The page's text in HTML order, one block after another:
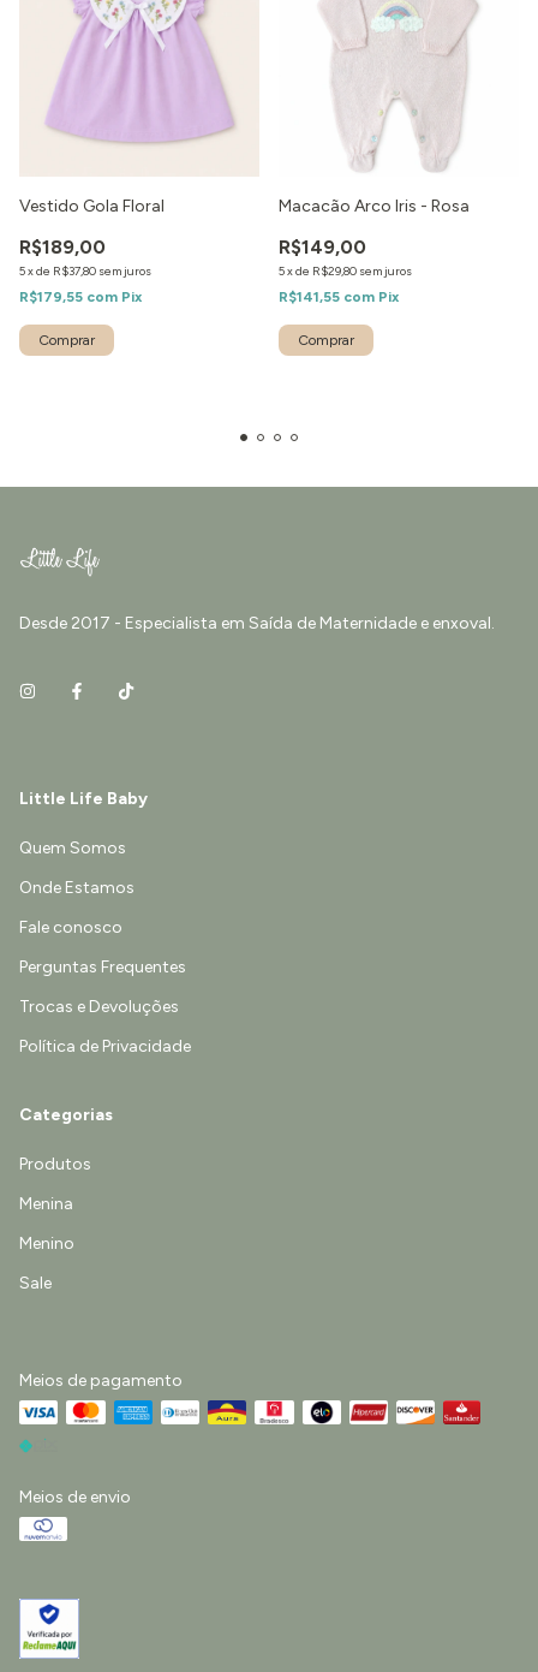
Vestido Gola Floral
R$189,00
5xde R$37,80 sem juros
R$179,55 com Pix
Comprar
Macacão Arco Iris - Rosa
R$149,00
5xde R$29,80 sem juros
R$141,55 com Pix
Comprar
Desde 2017 - Especialista em Saída de Maternidade e enxoval.
Little Life Baby
Quem Somos
Onde Estamos
Fale conosco
Perguntas Frequentes
Trocas e Devoluções
Política de Privacidade
Categorias
Produtos
Menina
Menino
Sale
Meios de pagamento
Meios de envio